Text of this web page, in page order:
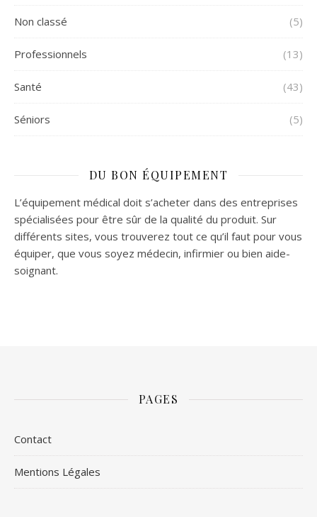
Non classé (5)
Professionnels (13)
Santé (43)
Séniors (5)
DU BON ÉQUIPEMENT
L’équipement médical doit s’acheter dans des entreprises
spécialisées pour être sûr de la qualité du produit. Sur
différents sites, vous trouverez tout ce qu’il faut pour vous
équiper, que vous soyez médecin, infirmier ou bien aide-
soignant.
PAGES
Contact
Mentions Légales